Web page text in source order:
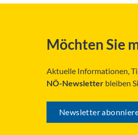
Möchten Sie
Aktuelle Informationen,
NÖ-Newsletter bleiben
Newsletter